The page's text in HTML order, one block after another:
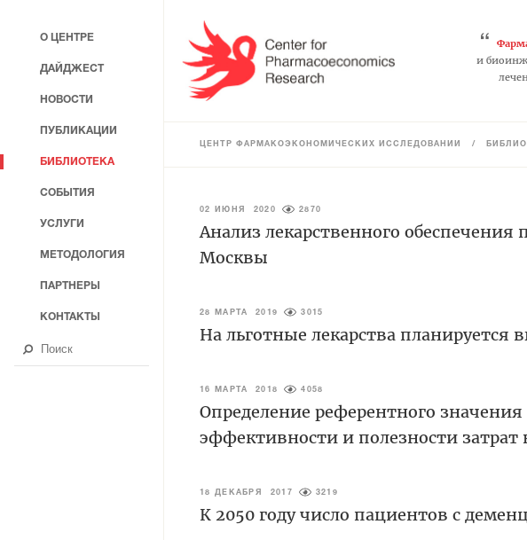
“
и
ЦЕНТР ФАРМАКОЭКОНОМИЧЕСКИХ ИССЛЕДОВАНИЙ /
02 ИЮНЯ 2020 2870
Анализ лекарственного
Москвы
28 МАРТА 2019 3015
На льготные лекарства планируется
16 МАРТА 2018 4058
Определение референтного
эффективности и полезности затрат
18 ДЕКАБРЯ 2017 3219
К 2050 году число пациентов с
О ЦЕНТРЕ
ДАЙДЖЕСТ
НОВОСТИ
ПУБЛИКАЦИИ
БИБЛИОТЕКА
СОБЫТИЯ
УСЛУГИ
МЕТОДОЛОГИЯ
ПАРТНЕРЫ
КОНТАКТЫ